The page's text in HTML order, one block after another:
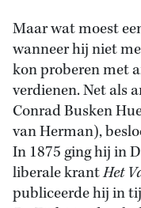
Maar wat moest
wanneer hij niet
kon proberen met
verdienen. Net als
Conrad Busken
van Herman),
In 1875 ging hij in
liberale krantHet
publiceerde hij in